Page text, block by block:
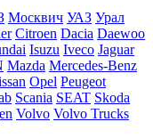
Москвич УАЗ Урал
Citroen Dacia Daewoo
Isuzu Iveco Jaguar
Mazda Mercedes-Benz
Opel Peugeot
Scania SEAT Skoda
Volvo Volvo Trucks